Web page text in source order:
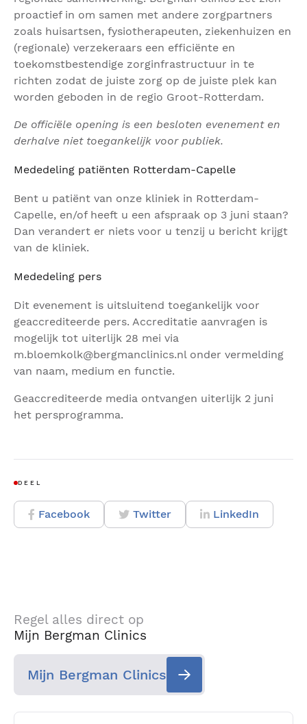
proactief in om samen met andere zorgpartners
zoals huisartsen, fysiotherapeuten, ziekenhuizen en
(regionale) verzekeraars een efficiënte en
toekomstbestendige zorginfrastructuur in te
richten zodat de juiste zorg op de juiste plek kan
worden geboden in de regio Groot-Rotterdam.
De officiële opening is een besloten evenement en
derhalve niet toegankelijk voor publiek.
Mededeling patiënten Rotterdam-Capelle
Bent u patiënt van onze kliniek in Rotterdam-
Capelle, en/of heeft u een afspraak op 3 juni staan?
Dan verandert er niets voor u tenzij u bericht krijgt
van de kliniek.
Mededeling pers
Dit evenement is uitsluitend toegankelijk voor
geaccrediteerde pers. Accreditatie aanvragen is
mogelijk tot uiterlijk 28 mei via
m.bloemkolk@bergmanclinics.nl onder vermelding
van naam, medium en functie.
Geaccrediteerde media ontvangen uiterlijk 2 juni
het persprogramma.
DEEL
Facebook Twitter LinkedIn
Regel alles direct op
Mijn Bergman Clinics
Mijn Bergman Clinics